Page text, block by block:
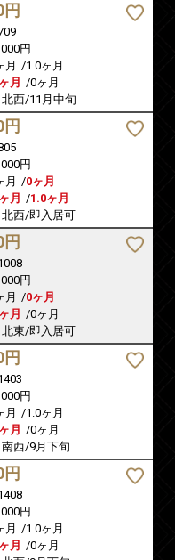
円
月 /1.0ヶ月
月 /0ヶ月
北西/11月中旬
円
月 /0ヶ月
月 /1.0ヶ月
北西/即入居可
円
月 /0ヶ月
月 /0ヶ月
北東/即入居可
円
月 /1.0ヶ月
月 /0ヶ月
南西/9月下旬
円
月 /1.0ヶ月
月 /0ヶ月